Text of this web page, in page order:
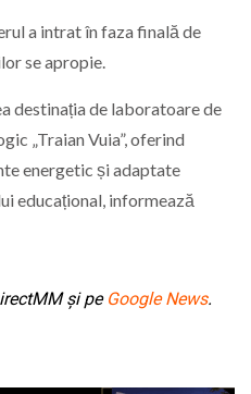
a intrat în faza finală de
se apropie.
destinația de laboratoare de
„Traian Vuia”, oferind
energetic și adaptate
educațional, informează
și pe Google News.